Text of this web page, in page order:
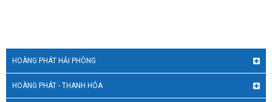
HOÀNG PHÁT HẢI PHÒNG
HOÀNG PHÁT - THANH HÓA